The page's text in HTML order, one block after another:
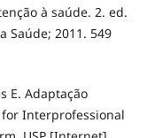
à saúde. 2. ed.
Saúde; 2011. 549
E. Adaptação
Interprofessional